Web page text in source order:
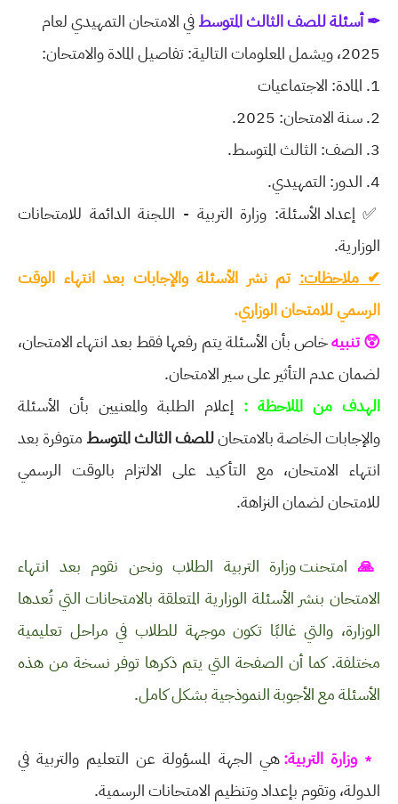
✒ أسئلة للصف الثالث المتوسطفي الامتحان التمهيدي لعام
2025، ويشمل المعلومات التالية:
تفاصيل المادة والامتحان:
1. المادة: الاجتماعيات
2. سنة الامتحان: 2025.
3. الصف: الثالث المتوسط.
4. الدور: التمهيدي.
✅ إعداد الأسئلة: وزارة التربية - اللجنة الدائمة للامتحانات
الوزارية.
✔ملاحظات: تم نشر الأسئلة والإجابات بعد انتهاء الوقت
الرسمي للامتحان الوزاري.
😲 تنبيهخاص بأن الأسئلة يتم رفعها فقط بعد انتهاء الامتحان،
لضمان عدم التأثير على سير الامتحان.
الهدف من الملاحظة : إعلام الطلبة والمعنيين بأن الأسئلة
والإجابات الخاصة بالامتحانللصف الثالث المتوسط متوفرة بعد
انتهاء الامتحان، مع التأكيد على الالتزام بالوقت الرسمي
للامتحان لضمان النزاهة.
🙏 امتحنت وزارة التربية الطلاب ونحن نقوم بعد انتهاء
الامتحان بنشر الأسئلة الوزارية المتعلقة بالامتحانات التي تُعدها
الوزارة، والتي غالبًا تكون موجهة للطلاب في مراحل تعليمية
مختلفة. كما أن الصفحة التي يتم ذكرها توفر نسخة من هذه
الأسئلة مع الأجوبة النموذجية بشكل كامل.
﹡وزارة التربية:هي الجهة المسؤولة عن التعليم والتربية في
الدولة، وتقوم بإعداد وتنظيم الامتحانات الرسمية.